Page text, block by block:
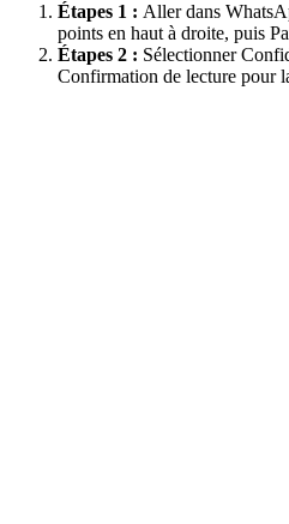
Étapes 1 : Aller dans
points en haut à droite, puis
Étapes 2 : Sélectionner
Confirmation de lecture pour